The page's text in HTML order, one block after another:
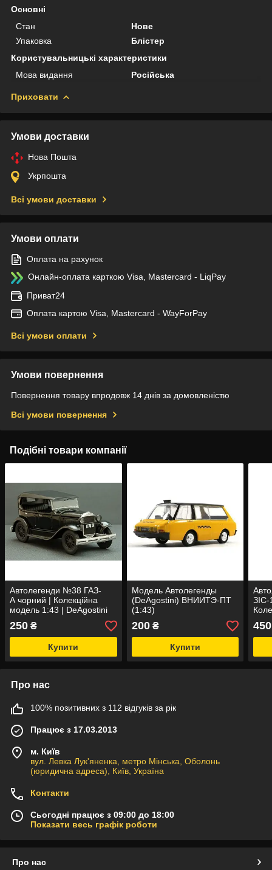
Основні
Стан
Нове
Упаковка
Блістер
Користувальницькі характеристики
Мова видання
Російська
Приховати
Умови доставки
Нова Пошта
Укрпошта
Всі умови доставки
Умови оплати
Оплата на рахунок
Онлайн-оплата карткою Visa, Mastercard - LiqPay
Приват24
Оплата картою Visa, Mastercard - WayForPay
Всі умови оплати
Умови повернення
Повернення товару впродовж 14 днів за домовленістю
Всі умови повернення
Подібні товари компанії
Автолегенди №38 ГАЗ-
А чорний | Колекційна
модель 1:43 | DeAgostini
250 ₴
Купити
Модель Автолегенды
(DeAgostini) ВНИИТЭ-ПТ
(1:43)
200₴
Купити
ЗІС-
450
Про нас
100% позитивних з 112 відгуків за рік
Працює з 17.03.2013
м. Київ
вул. Левка Лук'яненка, метро Мінська, Оболонь
(юридична адреса), Київ, Україна
Контакти
Сьогодні працює з 09:00 до 18:00
Показати весь графік роботи
Про нас